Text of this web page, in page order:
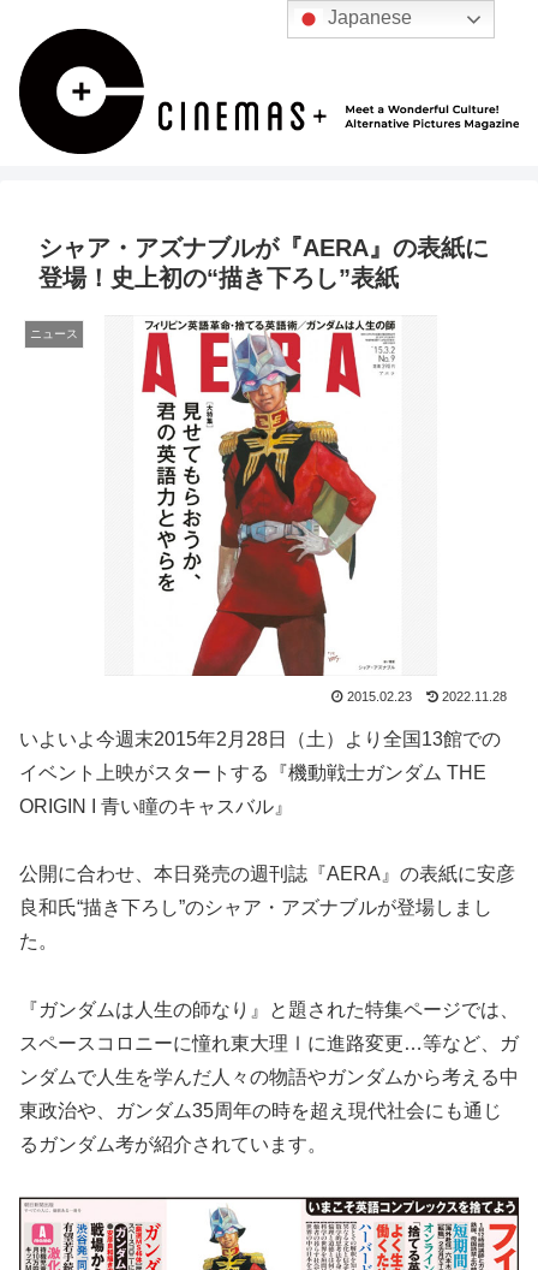
シャア・アズナブルが『AERA』の表紙に
登場！史上初の“描き下ろし”表紙
ニュース
2015.02.23 2022.11.28
いよいよ今週末2015年2月28日（土）より全国13館での
イベント上映がスタートする『機動戦士ガンダム THE
ORIGIN I 青い瞳のキャスバル』
公開に合わせ、本日発売の週刊誌『AERA』の表紙に安彦
良和氏“描き下ろし”のシャア・アズナブルが登場しまし
た。
『ガンダムは人生の師なり』と題された特集ページでは、
スペースコロニーに憧れ東大理Ⅰに進路変更…等など、ガ
ンダムで人生を学んだ人々の物語やガンダムから考える中
東政治や、ガンダム35周年の時を超え現代社会にも通じ
るガンダム考が紹介されています。
Japanese